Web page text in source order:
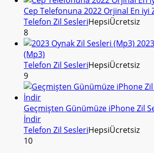
Cep Telefonuna 2022 Orjinal En iyi
Telefon Zil SesleriHepsiÜcretsiz
8
(Mp3)
Telefon Zil SesleriHepsiÜcretsiz
9
Geçmişten Günümüze iPhone Zil
İndir
Telefon Zil SesleriHepsiÜcretsiz
10